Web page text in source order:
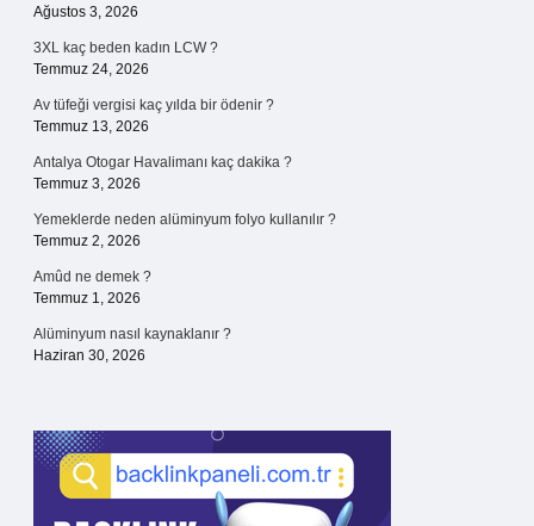
Ağustos 3, 2026
3XL kaç beden kadın LCW ?
Temmuz 24, 2026
Av tüfeği vergisi kaç yılda bir ödenir ?
Temmuz 13, 2026
Antalya Otogar Havalimanı kaç dakika ?
Temmuz 3, 2026
Yemeklerde neden alüminyum folyo kullanılır ?
Temmuz 2, 2026
Amûd ne demek ?
Temmuz 1, 2026
Alüminyum nasıl kaynaklanır ?
Haziran 30, 2026